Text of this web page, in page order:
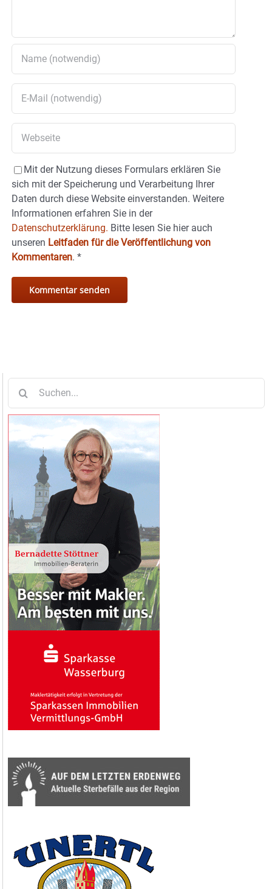
Mit der Nutzung dieses Formulars erklären Sie
sich mit der Speicherung und Verarbeitung Ihrer
Daten durch diese Website einverstanden. Weitere
Informationen erfahren Sie in der
Datenschutzerklärung. Bitte lesen Sie hier auch
unseren Leitfaden für die Veröffentlichung von
Kommentaren. *
nach: